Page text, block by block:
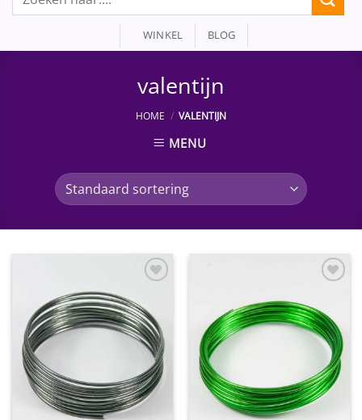
WINKEL BLOG
valentijn
HOME / VALENTIJN
MENU
aan
wenslijst
wenslijst